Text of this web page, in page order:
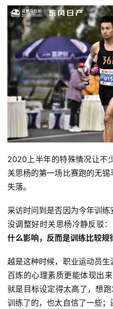
2020上半年的特殊情况让不
关思杨的第一场比赛跑的无
失落。
采访时问到是否因为今年训
没调整好时关思杨冷静反驳：
什么影响，反而是训练比较规
越是这种时候，职业运动员
百炼的心理素质更能体现出
就是目标设定得太高了，想
训练了的，也太自信了一些